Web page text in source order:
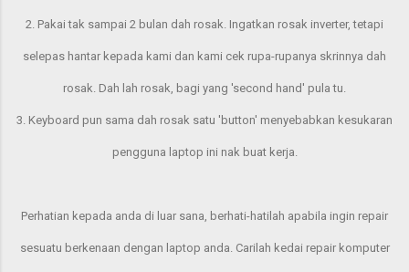
2. Pakai tak sampai 2 bulan dah rosak. Ingatkan rosak inverter, tetapi
selepas hantar kepada kami dan kami cek rupa-rupanya skrinnya dah
rosak. Dah lah rosak, bagi yang 'second hand' pula tu.
3. Keyboard pun sama dah rosak satu 'button' menyebabkan kesukaran
pengguna laptop ini nak buat kerja.
Perhatian kepada anda di luar sana, berhati-hatilah apabila ingin repair
sesuatu berkenaan dengan laptop anda. Carilah kedai repair komputer